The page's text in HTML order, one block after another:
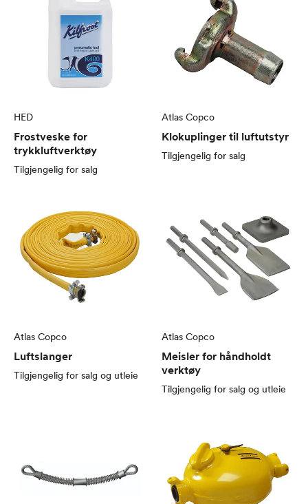
HED
Frostveske for
trykkluftverktøy
Tilgjengelig for salg
Atlas Copco
Klokuplinger til luftutstyr
Tilgjengelig for salg
Atlas Copco
Luftslanger
Tilgjengelig for salg og utleie
Atlas Copco
Meisler for håndholdt
verktøy
Tilgjengelig for salg og utleie